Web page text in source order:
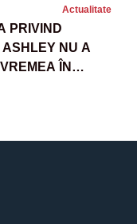
Actualitate
PRIVIND
NU A
ÎN